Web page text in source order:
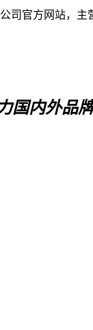
司官方网站，
国内外品